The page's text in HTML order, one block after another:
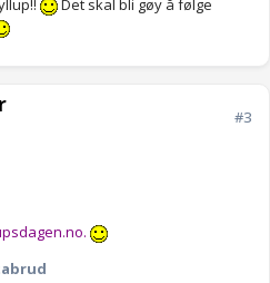
Det skal bli gøy å følge
#3